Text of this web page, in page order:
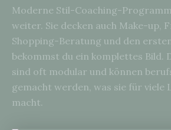
Moderne Stil-Coaching-
weiter. Sie decken auch Make-up,
Shopping-Beratung und den
bekommst du ein komplettes Bild.
sind oft modular und können
gemacht werden, was sie für viele
macht.